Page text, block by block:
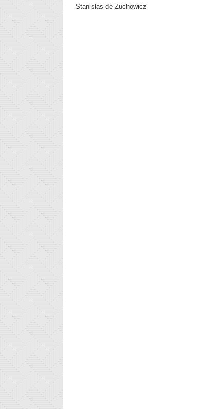
Stanislas de Zuchowicz